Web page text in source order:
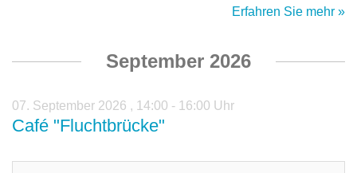
Erfahren Sie mehr »
September 2026
07. September 2026 , 14:00 - 16:00 Uhr
Café "Fluchtbrücke"